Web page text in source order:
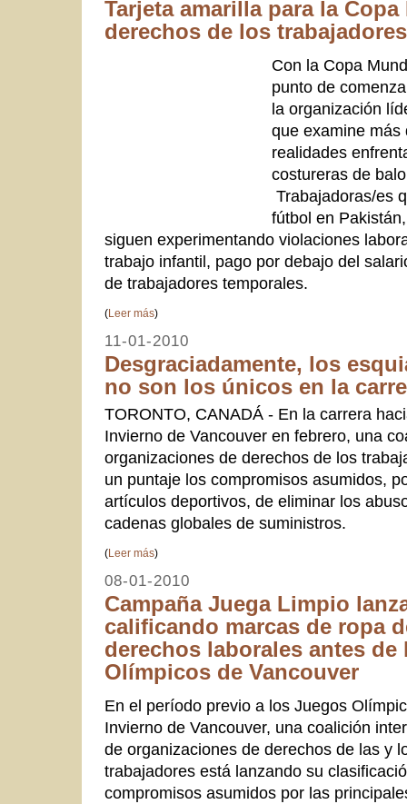
Tarjeta amarilla para la
derechos de los trabajadores
Con la Copa
punto de
la organización
que examine más
realidades
costureras de
Trabajadoras/es
fútbol en
siguen experimentando violaciones
trabajo infantil, pago por debajo del
de trabajadores temporales.
(Leer más)
11-01-2010
Desgraciadamente, los
no son los únicos en la
TORONTO, CANADÁ - En la carrera
Invierno de Vancouver en febrero, una
organizaciones de derechos de los
un puntaje los compromisos asumidos,
artículos deportivos, de eliminar los
cadenas globales de suministros.
(Leer más)
08-01-2010
Campaña Juega Limpio
calificando marcas de ropa
derechos laborales antes de
Olímpicos de Vancouver
En el período previo a los Juegos
Invierno de Vancouver, una coalición
de organizaciones de derechos de las y
trabajadores está lanzando su
compromisos asumidos por las